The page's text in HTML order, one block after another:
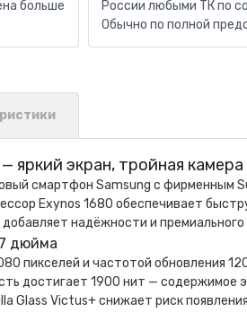
больше
России любыми ТК по
Обычно по полной
яркий экран, тройная
смартфон Samsung с фирменным
Exynos 1680 обеспечивает
надёжности и
дюйма
пикселей и частотой обновления
достигает 1900 нит —
Glass Victus+ снижает риск